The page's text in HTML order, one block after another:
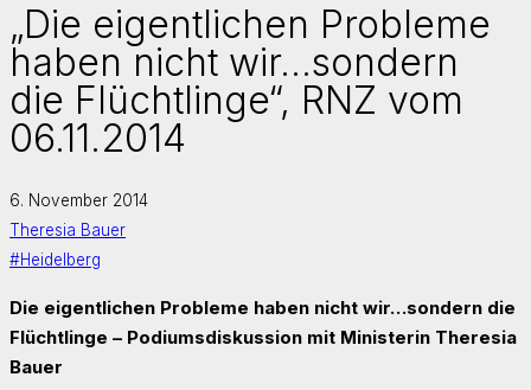
„Die eigentlichen Probleme
haben nicht wir…sondern
die Flüchtlinge“, RNZ vom
06.11.2014
6. November 2014
Theresia Bauer
#Heidelberg
Die eigentlichen Probleme haben nicht wir…sondern die
Flüchtlinge – Podiumsdiskussion mit Ministerin Theresia
Bauer